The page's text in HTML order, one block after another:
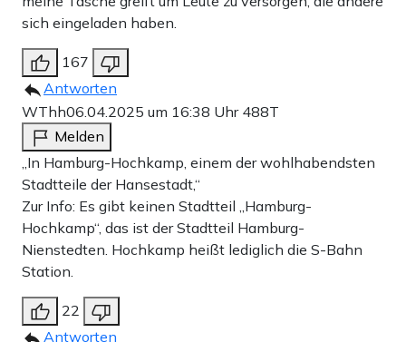
sich eingeladen haben.
167
Antworten
WThh06.04.2025 um 16:38 Uhr 488T
Melden
„In Hamburg-Hochkamp, einem der wohlhabendsten
Stadtteile der Hansestadt,“
Zur Info: Es gibt keinen Stadtteil „Hamburg-
Hochkamp“, das ist der Stadtteil Hamburg-
Nienstedten. Hochkamp heißt lediglich die S-Bahn
Station.
22
Antworten